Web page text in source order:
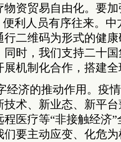
物资贸易自由化。要
便利人员有序往来。
行二维码为形式的健
同时，我们支持二十
展机制化合作，搭建
经济的推动作用。疫
技术、新业态、新平
医疗等“非接触经济
们要主动应变、化危